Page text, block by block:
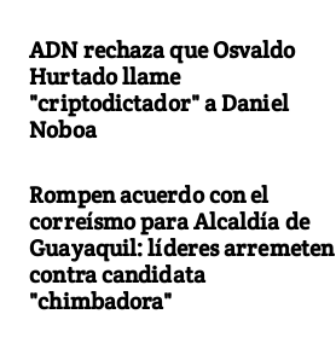
ADN rechaza que Osvaldo
Hurtado llame
"criptodictador" a Daniel
Noboa
Rompen acuerdo con el
correísmo para Alcaldía de
Guayaquil: líderes arremeten
contra candidata
"chimbadora"